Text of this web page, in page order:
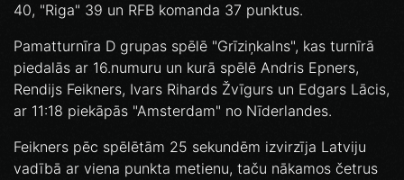
40, "Riga" 39 un RFB komanda 37 punktus.
Pamatturnīra D grupas spēlē "Grīziņkalns", kas turnīrā
piedalās ar 16.numuru un kurā spēlē Andris Epners,
Rendijs Feikners, Ivars Rihards Žvīgurs un Edgars Lācis,
ar 11:18 piekāpās "Amsterdam" no Nīderlandes.
Feikners pēc spēlētām 25 sekundēm izvirzīja Latviju
vadībā ar viena punkta metienu, taču nākamos četrus